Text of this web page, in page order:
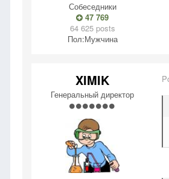
Собеседники
47 769
64 625 posts
Пол:Мужчина
XIMIK
Генеральный директор